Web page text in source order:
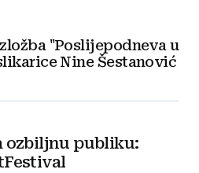
"Poslijepodneva u
Nine Šestanović
ozbiljnu publiku: